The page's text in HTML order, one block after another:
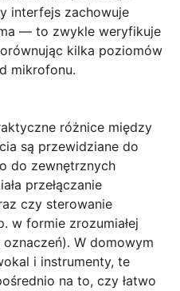
interfejs zachowuje
— to zwykle weryfikuje
kilka poziomów
mikrofonu.
różnice między
są przewidziane do
do zewnętrznych
przełączanie
czy sterowanie
w formie zrozumiałej
W domowym
i instrumenty, te
na to, czy łatwo